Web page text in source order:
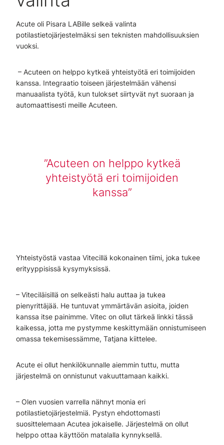
Acute oli Pisara LABille selkeä valinta
potilastietojärjestelmäksi sen teknisten mahdollisuuksien
vuoksi.
– Acuteen on helppo kytkeä yhteistyötä eri toimijoiden
kanssa. Integraatio toiseen järjestelmään vähensi
manuaalista työtä, kun tulokset siirtyvät nyt suoraan ja
automaattisesti meille Acuteen.
Acuteen on helppo kytkeä
yhteistyötä eri toimijoiden
kanssa
Yhteistyöstä vastaa Vitecillä kokonainen tiimi, joka tukee
erityyppisissä kysymyksissä.
– Viteciläisillä on selkeästi halu auttaa ja tukea
pienyrittäjää. He tuntuvat ymmärtävän asioita, joiden
kanssa itse painimme. Vitec on ollut tärkeä linkki tässä
kaikessa, jotta me pystymme keskittymään onnistumiseen
omassa tekemisessämme, Tatjana kiittelee.
Acute ei ollut henkilökunnalle aiemmin tuttu, mutta
järjestelmä on onnistunut vakuuttamaan kaikki.
– Olen vuosien varrella nähnyt monia eri
potilastietojärjestelmiä. Pystyn ehdottomasti
suosittelemaan Acutea jokaiselle. Järjestelmä on ollut
helppo ottaa käyttöön matalalla kynnyksellä.